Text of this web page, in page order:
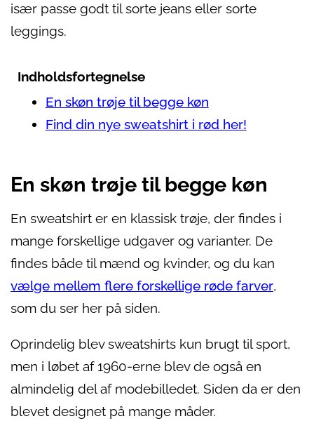
især passe godt til sorte jeans eller sorte
leggings.
Indholdsfortegnelse
En skøn trøje til begge køn
Find din nye sweatshirt i rød her!
En skøn trøje til begge køn
En sweatshirt er en klassisk trøje, der findes i
mange forskellige udgaver og varianter. De
findes både til mænd og kvinder, og du kan
vælge mellem flere forskellige røde farver,
som du ser her på siden.
Oprindelig blev sweatshirts kun brugt til sport,
men i løbet af 1960-erne blev de også en
almindelig del af modebilledet. Siden da er den
blevet designet på mange måder.